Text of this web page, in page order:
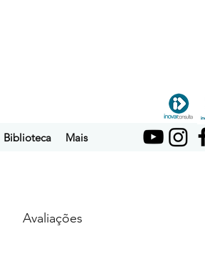
Biblioteca Mais
Avaliações